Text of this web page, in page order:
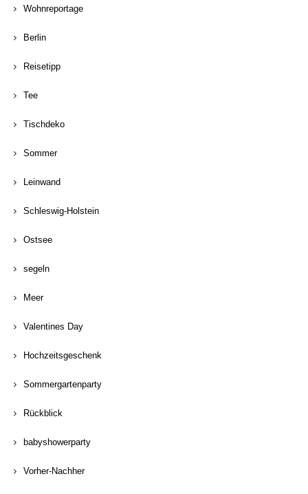
Wohnreportage
Berlin
Reisetipp
Tee
Tischdeko
Sommer
Leinwand
Schleswig-Holstein
Ostsee
segeln
Meer
Valentines Day
Hochzeitsgeschenk
Sommergartenparty
Rückblick
babyshowerparty
Vorher-Nachher